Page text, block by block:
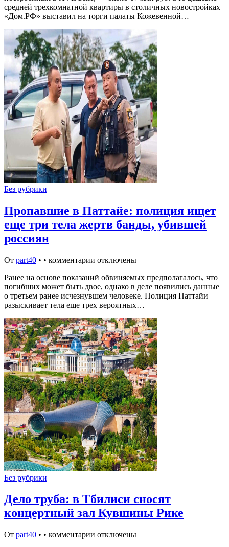
средней трехкомнатной квартиры в столичных новостройках
«Дом.РФ» выставил на торги палаты Кожевенной…
Без рубрики
Пропавшие в Паттайе: полиция ищет
еще три тела жертв банды, убившей
россиян
От part40 • • комментарии отключены
Ранее на основе показаний обвиняемых предполагалось, что
погибших может быть двое, однако в деле появились данные
о третьем ранее исчезнувшем человеке. Полиция Паттайи
разыскивает тела еще трех вероятных…
Без рубрики
Дело труба: в Тбилиси сносят
концертный зал Кувшины Рике
От part40 • • комментарии отключены